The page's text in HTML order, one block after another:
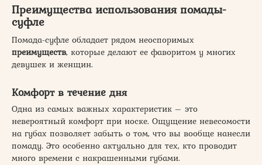
Преимуществаиспользования помады-
суфле
Помада-суфле обладает рядом неоспоримых
преимуществ, которые делают ее фаворитом у многих
девушек и женщин.
Комфорт в течение дня
Одна из самых важных характеристик – это
невероятный комфорт при носке. Ощущение невесомости
на губах позволяет забыть о том, что вы вообще нанесли
помаду. Это особенно актуально для тех, кто проводит
много времени с накрашенными губами.